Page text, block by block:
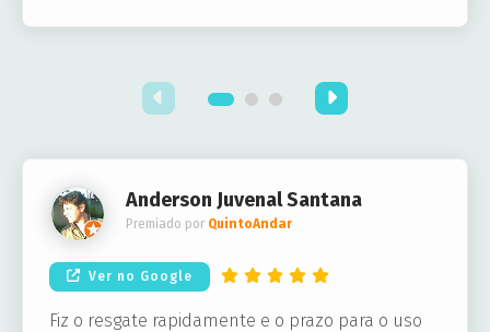
Anderson Juvenal Santana
Premiado por QuintoAndar
Ver no Google
Fiz o resgate rapidamente e o prazo para o uso